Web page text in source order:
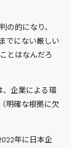
の的になり、
でにない厳しい
とはなんだろ
、企業による環
明確な根拠に欠
年に日本企